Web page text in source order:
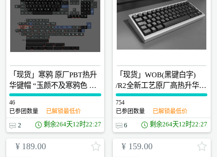
「现货」寒鸦 原厂PBT热升
华键帽 “玉颜不及寒鸦色 犹
带昭阳日影来”
46
已参团数量
已解锁最低价
2 剩余264天12时22:26
「现货」WOB(黑键白字)
/R2全新工艺原厂高热升华键
帽
754
已参团数量
已解锁最低价
6 剩余264天12时22:26
¥ 189.00 ¥ 159.00